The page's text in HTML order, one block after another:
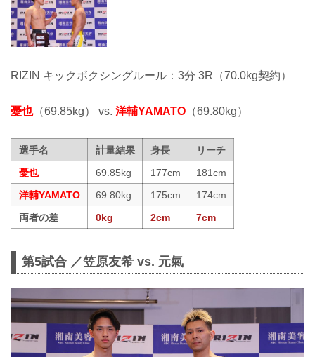
RIZIN キックボクシングルール：3分 3R（70.0kg契約）
憂也（69.85kg） vs. 洋輔YAMATO （69.80kg）
選手名 計量結果 身長
リーチ
憂也
69.85kg 177cm
181cm
洋輔YAMATO
69.80kg 175cm
174cm
両者の差
0kg 2cm 7cm
第5試合 ／笠原友希 vs. 元氣